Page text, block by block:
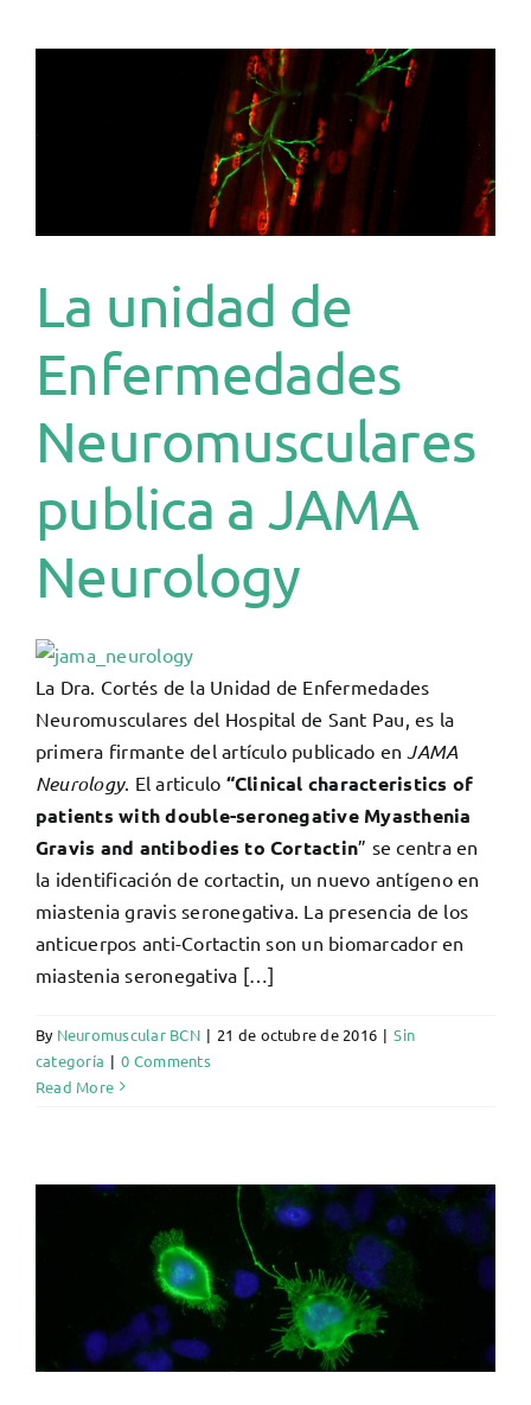
La unidad de
Enfermedades
Neuromusculares
publica a JAMA
Neurology
La Dra. Cortés de la Unidad de Enfermedades
Neuromusculares del Hospital de Sant Pau, es la
primera firmante del artículo publicado en JAMA
Neurology. El articulo “Clinical characteristics of
patients with double-seronegative Myasthenia
Gravis and antibodies to Cortactin” se centra en
la identificación de cortactin, un nuevo antígeno en
miastenia gravis seronegativa. La presencia de los
anticuerpos anti-Cortactin son un biomarcador en
miastenia seronegativa […]
By Neuromuscular BCN | 21 de octubre de 2016 | Sin
categoría | 0 Comments
Read More